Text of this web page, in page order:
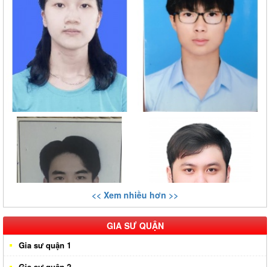
<< Xem nhiều hơn >>
GIA SƯ QUẬN
Gia sư quận 1